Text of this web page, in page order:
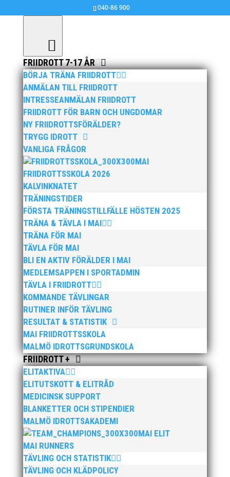
040-86 900
FRIIDROTT 7-17 ÅR
BÖRJA TRÄNA FRIIDROTT
ANMÄLAN TILL FRIIDROTT
INTRESSEANMÄLAN FRIIDROTT
FRIIDROTT FÖR BARN OCH UNGDOMAR
NY FRIIDROTTSFÖRÄLDER?
TRYGG IDROTT
VANLIGA FRÅGOR
MAI
FRIIDROTTSSKOLA 2026
KALVINKNATET
TRÄNINGSTIDER
FÖRSTA TRÄNINGSTILLFÄLLE HÖSTEN 2025
TRÄNA & TÄVLA I MAI
TRÄNA FÖR MAI
TÄVLA FÖR MAI
BLI EN AKTIV FÖRÄLDER I MAI
MEDLEMSAPPEN I SPORTADMIN
TÄVLA I FRIIDROTT
KOMMANDE TÄVLINGAR
RUTINER INFÖR TÄVLING
RESULTAT & STATISTIK
MAI FRIIDROTTSSKOLA
MALMÖ IDROTTSGRUNDSKOLA
FRIIDROTT +
ELITAKTIVA
ELITUTSKOTT & ELITRÅD
MEDICINSK SUPPORT
BLANKETTER OCH STIPENDIER
MALMÖ IDROTTSAKADEMI
MAI ELIT
MAI RUNNERS
TÄVLING OCH STATISTIK
TÄVLING OCH KLÄDPOLICY